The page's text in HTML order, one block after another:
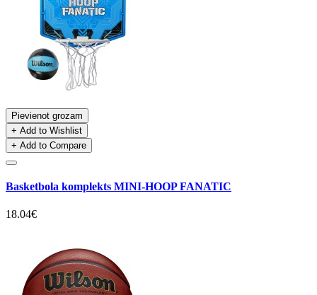
Pievienot grozam
+ Add to Wishlist
+ Add to Compare
Basketbola komplekts MINI-HOOP FANATIC
18.04€